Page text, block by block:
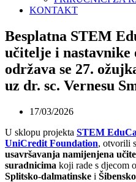
KONTAKT
Besplatna STEM
učitelje i nastavnike
održava se 27.
uz dr. sc. Vernesu
17/03/2026
U sklopu projekta STEM
UniCredit Foundation, otvorili
usavršavanja namijenjena
suradnicima koji rade s djecom
Splitsko-dalmatinske i